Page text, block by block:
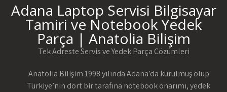
Adana Laptop Servisi Bilgisayar
Tamiri ve Notebook Yedek
Parça | Anatolia Bilişim
Tek Adreste Servis ve Yedek Parça Çözümleri
Anatolia Bilişim 1998 yılında Adana’da kurulmuş olup
Türkiye’nin dört bir tarafına notebook onarımı, yedek